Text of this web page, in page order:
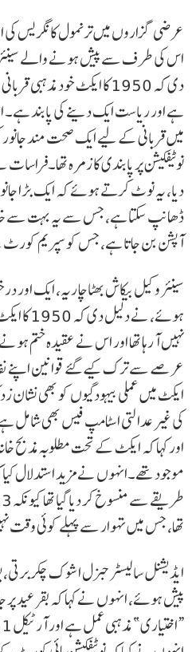
عرضی گزاروں میں ترنمول کانگریس کی
اس کی طرف سے پیش ہونے والے
دی کہ 1950 کا ایکٹ خود
ہے اور ریاست ایک دینے کی پابند ہے۔
میں قربانی کے لیے ایک صحت مند
نوٹیفکیشن پر پابندی کا زمرہ
دیا، یہ نوٹ کرتے ہوئے کہ ایک بڑا
ڈھانپ سکتا ہے، جس سے یہ بہت سے
آپشن بن جاتا ہے، جس کو سپریم کورٹ
سینئر وکیل بیکاش بھٹاچاریہ، ایک
ہوئے، نے
نہیں آ رہا تھا اور اس نے عقیدہ ختم
عرصے سے ترک کیے گئے قوانین اپنے
کی غیر عدالتی اسٹامپ فیس بھی
اور کہا کہ ایکٹ کے تحت مطلوبہ مذبح
تھا، جس میں تہوار سے پہلے کوئی وقت
ایڈیشنل سالیسٹر جنرل اشوک
پیش ہوئے، انہوں نے کہا کہ بقرعید پر